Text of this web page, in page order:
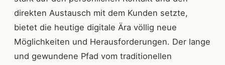
direkten Austausch mit dem Kunden setzte,
bietet die heutige digitale Ära völlig neue
Möglichkeiten und Herausforderungen. Der lange
und gewundene Pfad vom traditionellen